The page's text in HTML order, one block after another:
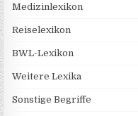
Medizinlexikon
Reiselexikon
BWL-Lexikon
Weitere Lexika
Sonstige Begriffe